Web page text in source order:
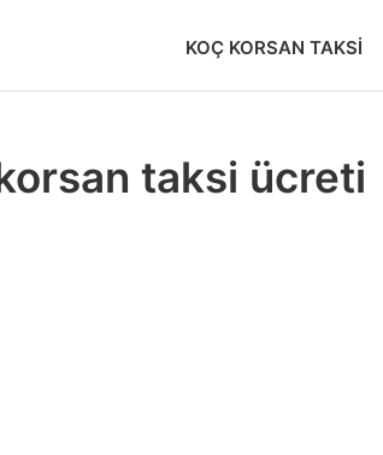
KOÇ KORSAN TAKSI
taksi ücreti